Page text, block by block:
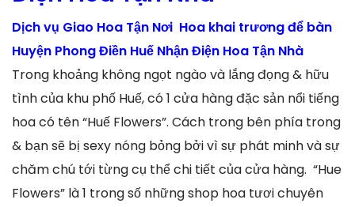
Dịch vụ Giao Hoa Tận Nơi Hoa khai trương để bàn
Huyện Phong Điền Huế Nhận Điện Hoa Tận Nhà
Trong khoảng không ngọt ngào và lắng đọng & hữu
tình của khu phố Huế, có 1 cửa hàng đặc sản nổi tiếng
hoa có tên “Huế Flowers”. Cách trong bên phía trong
& bạn sẽ bị sexy nóng bỏng bởi vì sự phát minh và sự
chăm chú tới từng cụ thể chi tiết của cửa hàng. “Hue
Flowers” là 1 trong số những shop hoa tươi chuyên